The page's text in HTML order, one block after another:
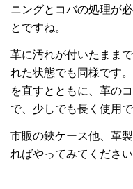
ニングとコバの処理が
とですね。
革に汚れが付いたまま
れた状態でも同様です
を直すとともに、革の
で、少しでも長く使用
市販の鋏ケース他、革
ればやってみてください